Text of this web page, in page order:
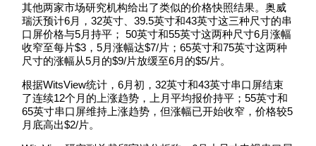
其他两家市场研究机构给出了类似的价格快照结果。奥威
瑞沃预计6月，32英寸、39.5英寸和43英寸这三种尺寸的串
口屏价格与5月持平； 50英寸和55英寸这两种尺寸6月涨幅
收窄至每片$3，5月涨幅达$7/片；65英寸和75英寸这两种
尺寸的涨幅从5月的$9/片放缓至6月的$5/片。
根据WitsView统计，6月初，32英寸和43英寸串口屏结束
了连续12个月的上涨趋势，上月平均报价持平；55英寸和
65英寸串口屏维持上涨趋势，但涨幅已开始收窄，价格较5
月底高出$2/片。